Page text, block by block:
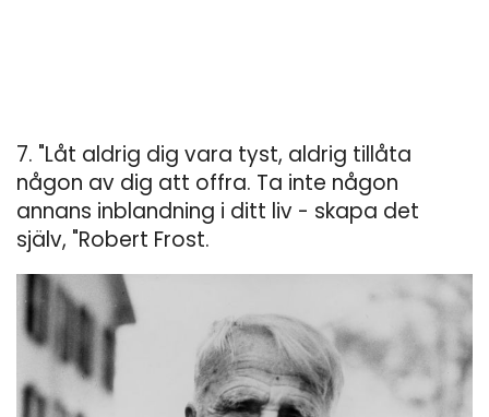
7. "Låt aldrig dig vara tyst, aldrig tillåta
någon av dig att offra. Ta inte någon
annans inblandning i ditt liv - skapa det
själv, "Robert Frost.